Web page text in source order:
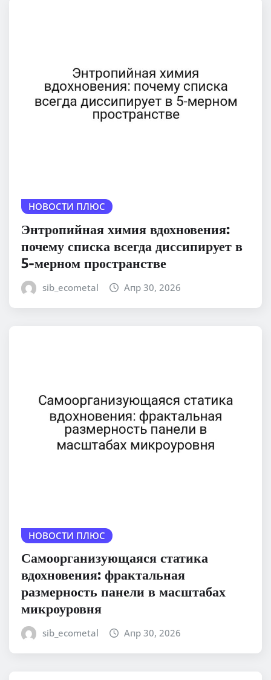
НОВОСТИ ПЛЮС
Энтропийная химия вдохновения:
почему списка всегда диссипирует в
5-мерном пространстве
sib_ecometal Апр 30, 2026
НОВОСТИ ПЛЮС
Самоорганизующаяся статика
вдохновения: фрактальная
размерность панели в масштабах
микроуровня
sib_ecometal Апр 30, 2026